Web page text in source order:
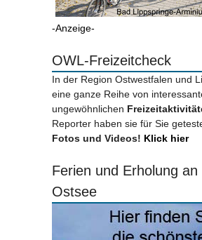
-Anzeige-
OWL-Freizeitcheck
In der Region Ostwestfalen und
eine ganze Reihe von
ungewöhnlichen
Reporter haben sie für Sie
Fotos und Videos! Klick hier
Ferien und Erholung an
Ostsee